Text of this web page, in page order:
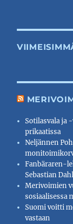
Sotilasvala ja
prikaatissa
Neljännen
Fanbäraren-
Sebastian
Merivoimien
sosiaalisessa
Suomi voitti
vastaan